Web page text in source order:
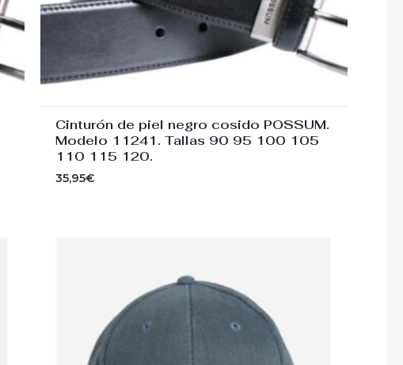
Cinturón de piel negro cosido POSSUM.
Modelo 11241. Tallas 90 95 100 105
110 115 120.
35,95€
22,50€.
es:
18,95€.